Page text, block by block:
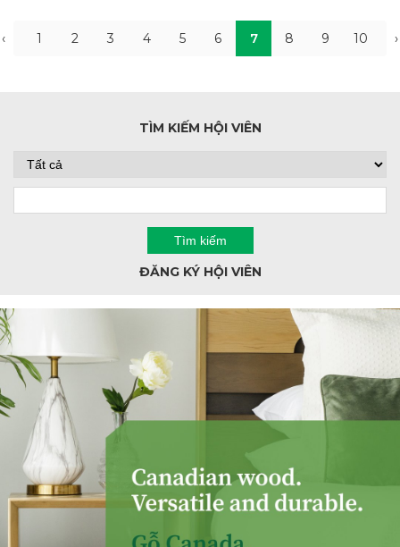
‹ 1 2 3 4 5 6 7 8 9 10 ›
TÌM KIẾM HỘI VIÊN
ĐĂNG KÝ HỘI VIÊN